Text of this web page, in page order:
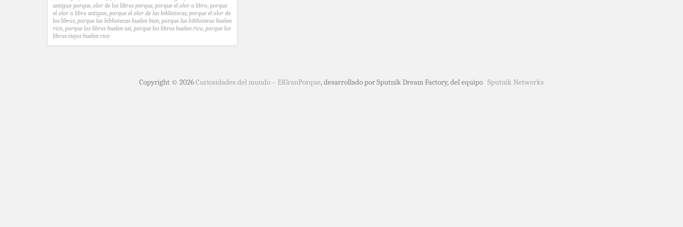
antiguo porque, olor de los libros porque, porque el olor a libro, porque
el olor a libro antiguo, porque el olor de las bibliotecas, porque el olor de
los libros, porque las bibliotecas huelen bien, porque las bibliotecas huelen
rico, porque los libros huelen asi, porque los libros huelen rico, porque los
libros viejos huelen rico
Copyright © 2026Curiosidades del mundo – ElGranPorque, desarrollado por Sputnik Dream Factory, del equipo Sputnik Networks